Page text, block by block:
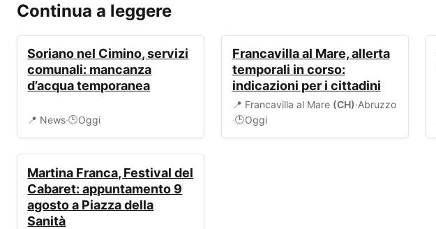
Continua a leggere
📰
Soriano nel Cimino, servizi
comunali: mancanza
d’acqua temporanea
📍 News·🕒Oggi
Francavilla al Mare, allerta
temporali in corso:
indicazioni per i cittadini
📍 Francavilla al Mare (CH)·Abruzzo
·🕒Oggi
Martina Franca, Festival del
Cabaret: appuntamento 9
agosto a Piazza della
Sanità